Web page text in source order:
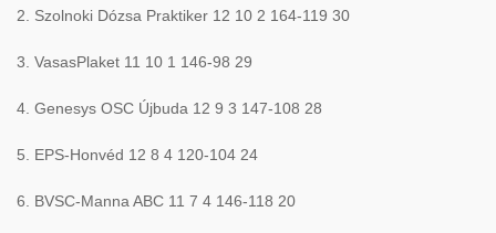
2. Szolnoki Dózsa Praktiker 12 10 2 164-119 30
3. VasasPlaket 11 10 1 146-98 29
4. Genesys OSC Újbuda 12 9 3 147-108 28
5. EPS-Honvéd 12 8 4 120-104 24
6. BVSC-Manna ABC 11 7 4 146-118 20